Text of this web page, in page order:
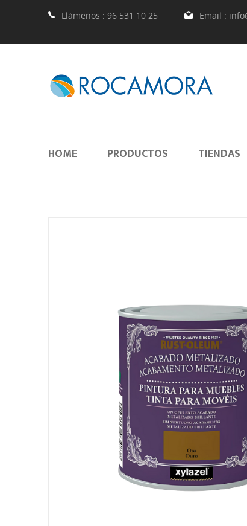
Llámenos : 96 531 10 25 Email :
HOME PRODUCTOS TIENDAS